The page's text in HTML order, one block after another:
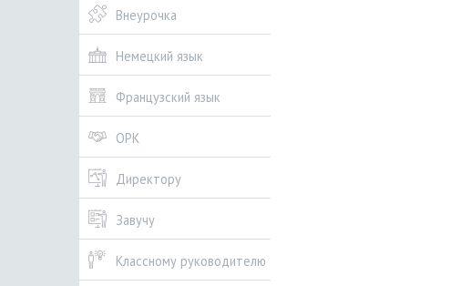
Внеурочка
Немецкий язык
Французский язык
ОРК
Директору
Завучу
Классному руководителю